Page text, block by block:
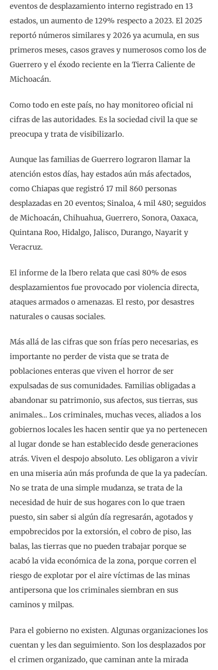
eventos de desplazamiento interno registrado en 13
estados, un aumento de 129% respecto a 2023. El 2025
reportó números similares y 2026 ya acumula, en sus
primeros meses, casos graves y numerosos como los de
Guerrero y el éxodo reciente en la Tierra Caliente de
Michoacán.
Como todo en este país, no hay monitoreo oficial ni
cifras de las autoridades. Es la sociedad civil la que se
preocupa y trata de visibilizarlo.
Aunque las familias de Guerrero lograron llamar la
atención estos días, hay estados aún más afectados,
como Chiapas que registró 17 mil 860 personas
desplazadas en 20 eventos; Sinaloa, 4 mil 480; seguidos
de Michoacán, Chihuahua, Guerrero, Sonora, Oaxaca,
Quintana Roo, Hidalgo, Jalisco, Durango, Nayarit y
Veracruz.
El informe de la Ibero relata que casi 80% de esos
desplazamientos fue provocado por violencia directa,
ataques armados o amenazas. El resto, por desastres
naturales o causas sociales.
Más allá de las cifras que son frías pero necesarias, es
importante no perder de vista que se trata de
poblaciones enteras que viven el horror de ser
expulsadas de sus comunidades. Familias obligadas a
abandonar su patrimonio, sus afectos, sus tierras, sus
animales… Los criminales, muchas veces, aliados a los
gobiernos locales les hacen sentir que ya no pertenecen
al lugar donde se han establecido desde generaciones
atrás. Viven el despojo absoluto. Les obligaron a vivir
en una miseria aún más profunda de que la ya padecían.
No se trata de una simple mudanza, se trata de la
necesidad de huir de sus hogares con lo que traen
puesto, sin saber si algún día regresarán, agotados y
empobrecidos por la extorsión, el cobro de piso, las
balas, las tierras que no pueden trabajar porque se
acabó la vida económica de la zona, porque corren el
riesgo de explotar por el aire víctimas de las minas
antipersona que los criminales siembran en sus
caminos y milpas.
Para el gobierno no existen. Algunas organizaciones los
cuentan y les dan seguimiento. Son los desplazados por
el crimen organizado, que caminan ante la mirada